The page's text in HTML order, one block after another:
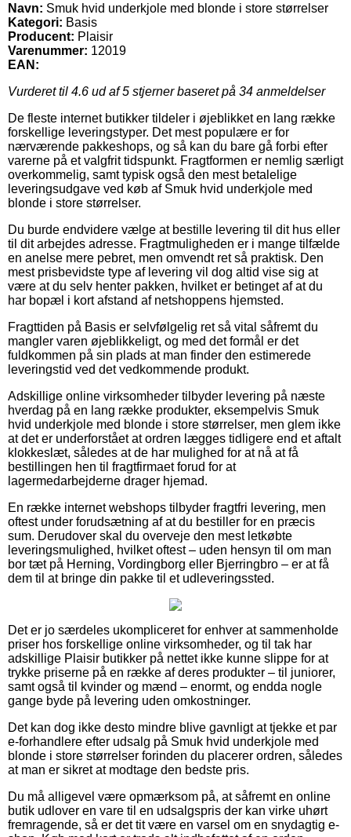
Navn: Smuk hvid underkjole med blonde i store størrelser
Kategori: Basis
Producent: Plaisir
Varenummer: 12019
EAN:
Vurderet til 4.6 ud af 5 stjerner baseret på 34 anmeldelser
De fleste internet butikker tildeler i øjeblikket en lang række
forskellige leveringstyper. Det mest populære er for
nærværende pakkeshops, og så kan du bare gå forbi efter
varerne på et valgfrit tidspunkt. Fragtformen er nemlig særligt
overkommelig, samt typisk også den mest betalelige
leveringsudgave ved køb af Smuk hvid underkjole med
blonde i store størrelser.
Du burde endvidere vælge at bestille levering til dit hus eller
til dit arbejdes adresse. Fragtmuligheden er i mange tilfælde
en anelse mere pebret, men omvendt ret så praktisk. Den
mest prisbevidste type af levering vil dog altid vise sig at
være at du selv henter pakken, hvilket er betinget af at du
har bopæl i kort afstand af netshoppens hjemsted.
Fragttiden på Basis er selvfølgelig ret så vital såfremt du
mangler varen øjeblikkeligt, og med det formål er det
fuldkommen på sin plads at man finder den estimerede
leveringstid ved det vedkommende produkt.
Adskillige online virksomheder tilbyder levering på næste
hverdag på en lang række produkter, eksempelvis Smuk
hvid underkjole med blonde i store størrelser, men glem ikke
at det er underforstået at ordren lægges tidligere end et aftalt
klokkeslæt, således at de har mulighed for at nå at få
bestillingen hen til fragtfirmaet forud for at
lagermedarbejderne drager hjemad.
En række internet webshops tilbyder fragtfri levering, men
oftest under forudsætning af at du bestiller for en præcis
sum. Derudover skal du overveje den mest letkøbte
leveringsmulighed, hvilket oftest – uden hensyn til om man
bor tæt på Herning, Vordingborg eller Bjerringbro – er at få
dem til at bringe din pakke til et udleveringssted.
Det er jo særdeles ukompliceret for enhver at sammenholde
priser hos forskellige online virksomheder, og til tak har
adskillige Plaisir butikker på nettet ikke kunne slippe for at
trykke priserne på en række af deres produkter – til juniorer,
samt også til kvinder og mænd – enormt, og endda nogle
gange byde på levering uden omkostninger.
Det kan dog ikke desto mindre blive gavnligt at tjekke et par
e-forhandlere efter udsalg på Smuk hvid underkjole med
blonde i store størrelser forinden du placerer ordren, således
at man er sikret at modtage den bedste pris.
Du må alligevel være opmærksom på, at såfremt en online
butik udlover en vare til en udsalgspris der kan virke uhørt
fremragende, så er det tit være en varsel om en snydagtig e-